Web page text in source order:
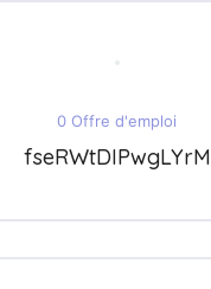
0 Offre d'emploi
fseRWtDIPwgLYrM